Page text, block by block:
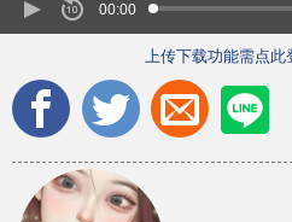
00:00
上传下载功能需点此
正體
©2021 甜瓜365 Melon365 Melon365.com